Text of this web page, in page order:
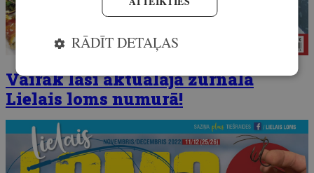
Vairāk lasi aktuālajā žurnāla
Lielais loms numurā!
RĀDĪT DETAĻAS